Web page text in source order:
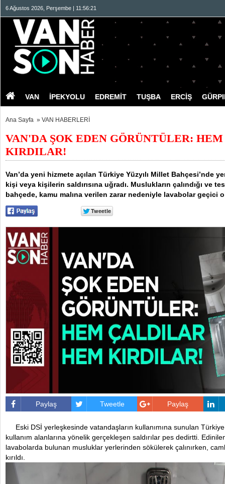
6 Ağustos 2026, Perşembe | 11:56:22
VAN İPEKYOLU EDREMİT TUŞBA ERCİŞ
Ana Sayfa » VAN HABERLERİ
VAN'DA ŞOK EDEN GÖRÜNTÜLER:
KIRDILAR!
Van’da yeni hizmete açılan Türkiye Yüzyılı Millet Bahçesi’nde
kişi veya kişilerin saldırısına uğradı. Muslukların çalındığı ve
bahçede, kamu malına verilen zarar nedeniyle lavabolar geçici
Paylaş Tweetle Paylaş
Eski DSİ yerleşkesinde vatandaşların kullanımına sunulan
kullanım alanlarına yönelik gerçekleşen saldırılar pes dedirtti.
lavabolarda bulunan musluklar yerlerinden sökülerek çalınırken,
kırıldı.